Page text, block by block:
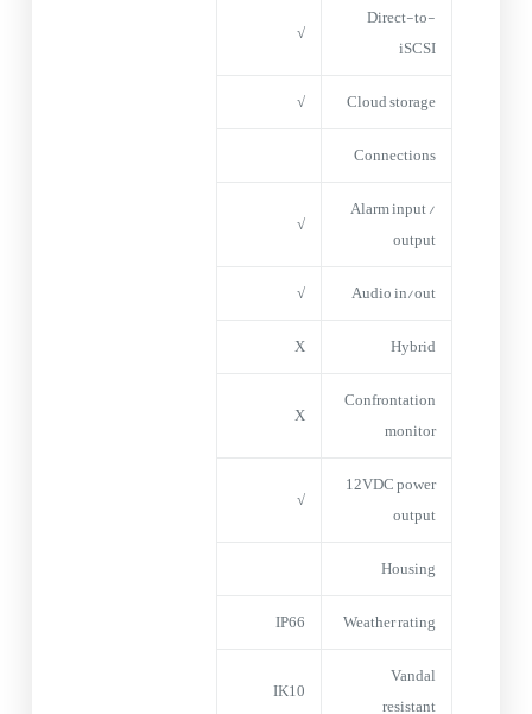
Direct-to-
iSCSI
√
Cloud storage
√
Connections
Alarm input /
output
√
Audio in/out
√
Hybrid
X
Confrontation
monitor
X
12VDC power
output
√
Housing
Weather rating
IP66
Vandal
resistant
IK10